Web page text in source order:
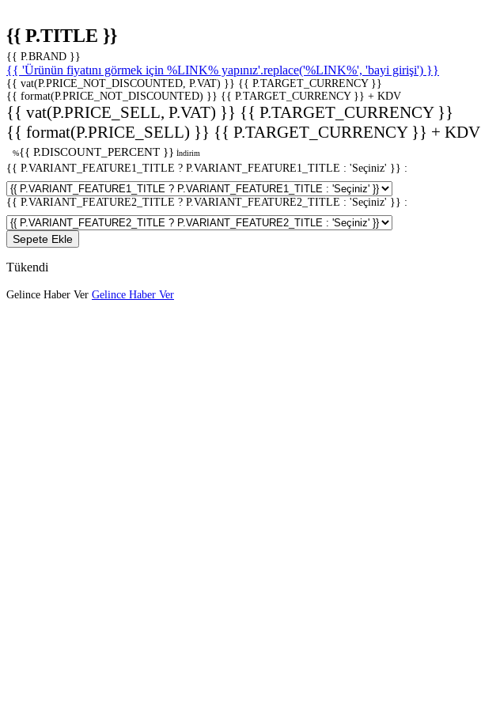
{{ P.TITLE }}
{{ P.BRAND }}
{{ 'Ürünün fiyatını görmek için %LINK% yapınız'.replace('%LINK%', 'bayi girişi') }}
{{ vat(P.PRICE_NOT_DISCOUNTED, P.VAT) }} {{ P.TARGET_CURRENCY }}
{{ format(P.PRICE_NOT_DISCOUNTED) }} {{ P.TARGET_CURRENCY }} + KDV
{{ vat(P.PRICE_SELL, P.VAT) }} {{ P.TARGET_CURRENCY }}
{{ format(P.PRICE_SELL) }} {{ P.TARGET_CURRENCY }} + KDV
%{{ P.DISCOUNT_PERCENT }} İndirim
{{ P.VARIANT_FEATURE1_TITLE ? P.VARIANT_FEATURE1_TITLE : 'Seçiniz' }} :
{{ P.VARIANT_FEATURE2_TITLE ? P.VARIANT_FEATURE2_TITLE : 'Seçiniz' }} :
Sepete Ekle
Tükendi
Gelince Haber Ver Gelince Haber Ver